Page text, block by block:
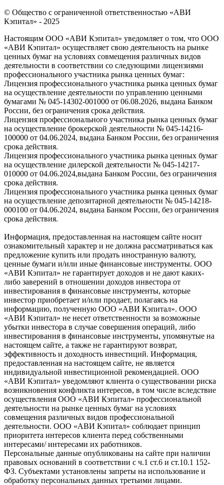
© Общество с ограниченной ответственностью «АВИ
Кэпитал» - 2025
Настоящим ООО «АВИ Кэпитал» уведомляет о том, что ООО
«АВИ Кэпитал» осуществляет свою деятельность на рынке
ценных бумаг на условиях совмещения различных видов
деятельности в соответствии со следующими лицензиями
профессионального участника рынка ценных бумаг:
Лицензия профессионального участника рынка ценных бумаг
на осуществление деятельности по управлению ценными
бумагами № 045-14302-001000 от 06.08.2026, выдана Банком
России, без ограничения срока действия.
Лицензия профессионального участника рынка ценных бумаг
на осуществление брокерской деятельности № 045-14216-
100000 от 04.06.2024, выдана Банком России, без ограничения
срока действия.
Лицензия профессионального участника рынка ценных бумаг
на осуществление дилерской деятельности № 045-14217-
010000 от 04.06.2024,выдана Банком России, без ограничения
срока действия.
Лицензия профессионального участника рынка ценных бумаг
на осуществление депозитарной деятельности № 045-14218-
000100 от 04.06.2024, выдана Банком России, без ограничения
срока действия.
Информация, предоставленная на настоящем сайте носит
ознакомительный характер и не должна рассматриваться как
предложение купить или продать иностранную валюту,
ценные бумаги и/или иные финансовые инструменты. ООО
«АВИ Кэпитал» не гарантирует доходов и не дают каких-
либо заверений в отношении доходов инвестора от
инвестирования в финансовые инструменты, которые
инвестор приобретает и/или продает, полагаясь на
информацию, полученную ООО «АВИ Кэпитал». ООО
«АВИ Кэпитал» не несет ответственности за возможные
убытки инвестора в случае совершения операций, либо
инвестирования в финансовые инструменты, упомянутые на
настоящем сайте, а также не гарантируют возврат,
эффективность и доходность инвестиций. Информация,
предоставленная на настоящем сайте, не является
индивидуальной инвестиционной рекомендацией. ООО
«АВИ Кэпитал» уведомляют клиента о существовании риска
возникновения конфликта интересов, в том числе вследствие
осуществления ООО «АВИ Кэпитал» профессиональной
деятельности на рынке ценных бумаг на условиях
совмещения различных видов профессиональной
деятельности. ООО «АВИ Кэпитал» соблюдает принцип
приоритета интересов клиента перед собственными
интересами/ интересами их работников.
Персональные данные опубликованы на сайте при наличии
правовых оснований в соответствии с ч.1 ст.6 и ст.10.1 152-
ФЗ. Субъектами установлены запреты на использование и
обработку персональных данных третьими лицами.